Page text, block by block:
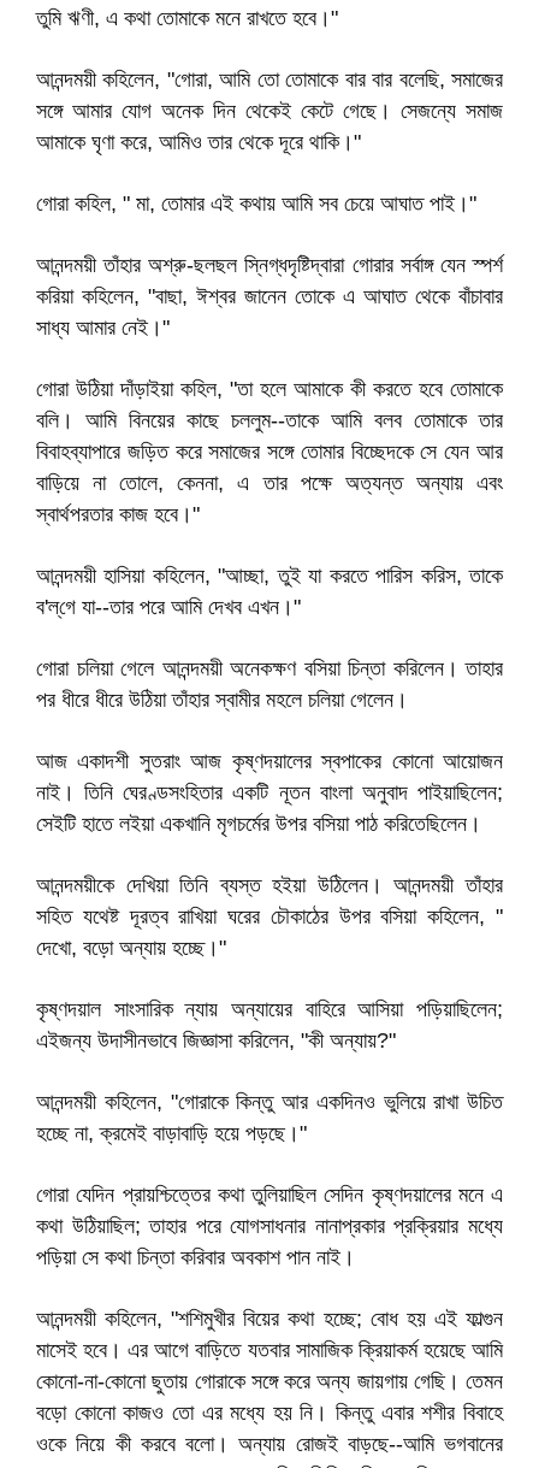
তুমি ঋণী, এ কথা তোমাকে মনে রাখতে হবে।"
আনন্দময়ী কহিলেন, "গোরা, আমি তো তোমাকে বার বার বলেছি, সমাজের
সঙ্গে আমার যোগ অনেক দিন থেকেই কেটে গেছে। সেজন্যে সমাজ
আমাকে ঘৃণা করে, আমিও তার থেকে দূরে থাকি।"
গোরা কহিল, " মা, তোমার এই কথায় আমি সব চেয়ে আঘাত পাই।"
আনন্দময়ী তাঁহার অশ্রু-ছলছল স্নিগ্ধদৃষ্টিদ্বারা গোরার সর্বাঙ্গ যেন স্পর্শ
করিয়া কহিলেন, "বাছা, ঈশ্বর জানেন তোকে এ আঘাত থেকে বাঁচাবার
সাধ্য আমার নেই।"
গোরা উঠিয়া দাঁড়াইয়া কহিল, "তা হলে আমাকে কী করতে হবে তোমাকে
বলি। আমি বিনয়ের কাছে চললুম--তাকে আমি বলব তোমাকে তার
বিবাহব্যাপারে জড়িত করে সমাজের সঙ্গে তোমার বিচ্ছেদকে সে যেন আর
বাড়িয়ে না তোলে, কেননা, এ তার পক্ষে অত্যন্ত অন্যায় এবং
স্বার্থপরতার কাজ হবে।"
আনন্দময়ী হাসিয়া কহিলেন, "আচ্ছা, তুই যা করতে পারিস করিস, তাকে
ব'ল্‌গে যা--তার পরে আমি দেখব এখন।"
গোরা চলিয়া গেলে আনন্দময়ী অনেকক্ষণ বসিয়া চিন্তা করিলেন। তাহার
পর ধীরে ধীরে উঠিয়া তাঁহার স্বামীর মহলে চলিয়া গেলেন।
আজ একাদশী সুতরাং আজ কৃষ্ণদয়ালের স্বপাকের কোনো আয়োজন
নাই। তিনি ঘেরণ্ডসংহিতার একটি নূতন বাংলা অনুবাদ পাইয়াছিলেন;
সেইটি হাতে লইয়া একখানি মৃগচর্মের উপর বসিয়া পাঠ করিতেছিলেন।
আনন্দময়ীকে দেখিয়া তিনি ব্যস্ত হইয়া উঠিলেন। আনন্দময়ী তাঁহার
সহিত যথেষ্ট দূরত্ব রাখিয়া ঘরের চৌকাঠের উপর বসিয়া কহিলেন, "
দেখো, বড়ো অন্যায় হচ্ছে।"
কৃষ্ণদয়াল সাংসারিক ন্যায় অন্যায়ের বাহিরে আসিয়া পড়িয়াছিলেন;
এইজন্য উদাসীনভাবে জিজ্ঞাসা করিলেন, "কী অন্যায়?"
আনন্দময়ী কহিলেন, "গোরাকে কিন্তু আর একদিনও ভুলিয়ে রাখা উচিত
হচ্ছে না, ক্রমেই বাড়াবাড়ি হয়ে পড়ছে।"
গোরা যেদিন প্রায়শ্চিত্তের কথা তুলিয়াছিল সেদিন কৃষ্ণদয়ালের মনে এ
কথা উঠিয়াছিল; তাহার পরে যোগসাধনার নানাপ্রকার প্রক্রিয়ার মধ্যে
পড়িয়া সে কথা চিন্তা করিবার অবকাশ পান নাই।
আনন্দময়ী কহিলেন, "শশিমুখীর বিয়ের কথা হচ্ছে; বোধ হয় এই ফাল্গুন
মাসেই হবে। এর আগে বাড়িতে যতবার সামাজিক ক্রিয়াকর্ম হয়েছে আমি
কোনো-না-কোনো ছুতায় গোরাকে সঙ্গে করে অন্য জায়গায় গেছি। তেমন
বড়ো কোনো কাজও তো এর মধ্যে হয় নি। কিন্তু এবার শশীর বিবাহে
ওকে নিয়ে কী করবে বলো। অন্যায় রোজই বাড়ছে--আমি ভগবানের